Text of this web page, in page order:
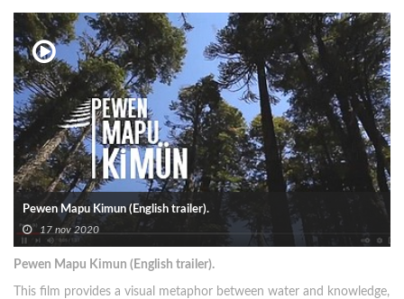
Pewen Mapu Kimun (English trailer).
17 nov 2020
Pewen Mapu Kimun (English trailer).
This film provides a visual metaphor between water and knowledge,